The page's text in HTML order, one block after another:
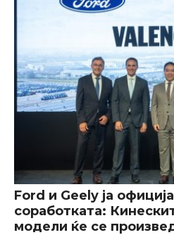
Ford и Geely ја
соработката:
модели ќе се